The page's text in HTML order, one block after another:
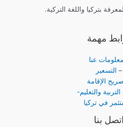
بتركيا واللغة التركية.
مهمة
معلومات عنا
– التسعير
الإقامة
والتعليم-
في تركيا
اتصل بنا